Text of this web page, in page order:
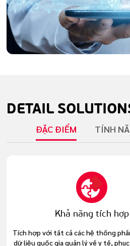
DETAIL
ĐẶC ĐIỂM TÍNH
Khả năng tích hợp
Tích hợp với tất cả các hệ thống
dữ liệu quốc gia quản lý về y tế,